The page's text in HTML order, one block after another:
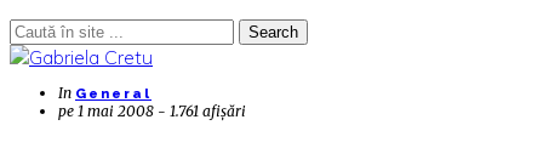
Search
In General
pe 1 mai 2008 - 1.761 afișări